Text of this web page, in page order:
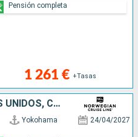
1 261 € +Tasas
Pensión completa
JAPÓN, FRANCIA, ESTADOS UNIDOS, CANADÁ
Yokohama 24/04/2027